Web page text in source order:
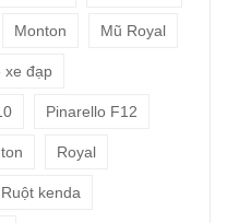
Monton Mũ Royal
xe đạp
Pinarello F12
Royal
Ruột kenda